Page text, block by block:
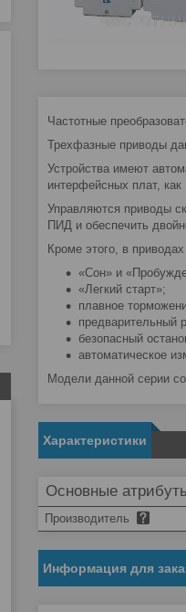
Частотные
Трехфазные приводы
Устройства имеют
интерфейсных плат,
Управляются приводы
ПИД и обеспечить
Кроме этого, в
«Сон» и
«Легкий старт»;
плавное
предварительный
безопасный
автоматическое
Модели данной серии
Характеристики
Основные
Производитель
Информация для